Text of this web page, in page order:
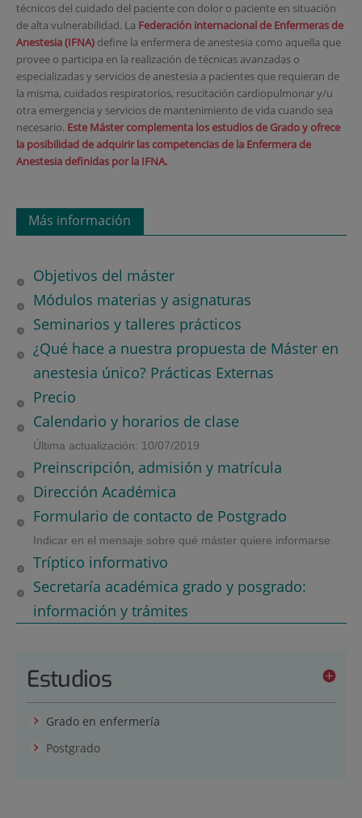
técnicos del cuidado del paciente con dolor o paciente en situación
de alta vulnerabilidad. La Federación internacional de Enfermeras de
Anestesia (IFNA)define la enfermera de anestesia como aquella que
provee o participa en la realización de técnicas avanzadas o
especializadas y servicios de anestesia a pacientes que requieran de
la misma, cuidados respiratorios, resucitación cardiopulmonar y/u
otra emergencia y servicios de mantenimiento de vida cuando sea
necesario. Este Máster complementa los estudios de Grado y ofrece
la posibilidad de adquirir las competencias de la Enfermera de
Anestesia definidas por la IFNA.
Más información
Objetivos del máster
Módulos materias y asignaturas
Seminarios y talleres prácticos
¿Qué hace a nuestra propuesta de Máster en
anestesia único? Prácticas Externas
Precio
Calendario y horarios de clase
Última actualización: 10/07/2019
Preinscripción, admisión y matrícula
Dirección Académica
Formulario de contacto de Postgrado
Indicar en el mensaje sobre qué máster quiere informarse.
Tríptico informativo
Secretaría académica grado y posgrado:
información y trámites
Estudios
Grado en enfermería
Postgrado